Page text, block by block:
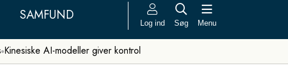
SAMFUND Log ind Søg Menu
Kinesiske AI-modeller giver kontrol